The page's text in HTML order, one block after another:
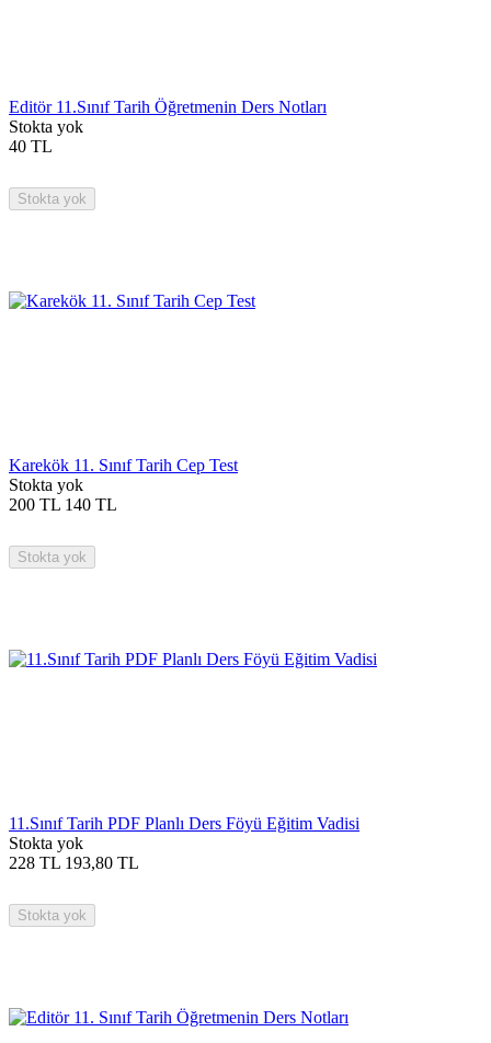
Editör 11.Sınıf Tarih Öğretmenin Ders Notları
Stokta yok
40 TL
Stokta yok
Karekök 11. Sınıf Tarih Cep Test
Stokta yok
200 TL 140 TL
Stokta yok
11.Sınıf Tarih PDF Planlı Ders Föyü Eğitim Vadisi
Stokta yok
228 TL 193,80 TL
Stokta yok